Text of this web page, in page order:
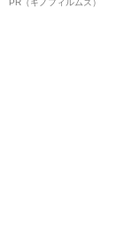
PR（キノフィルムズ）